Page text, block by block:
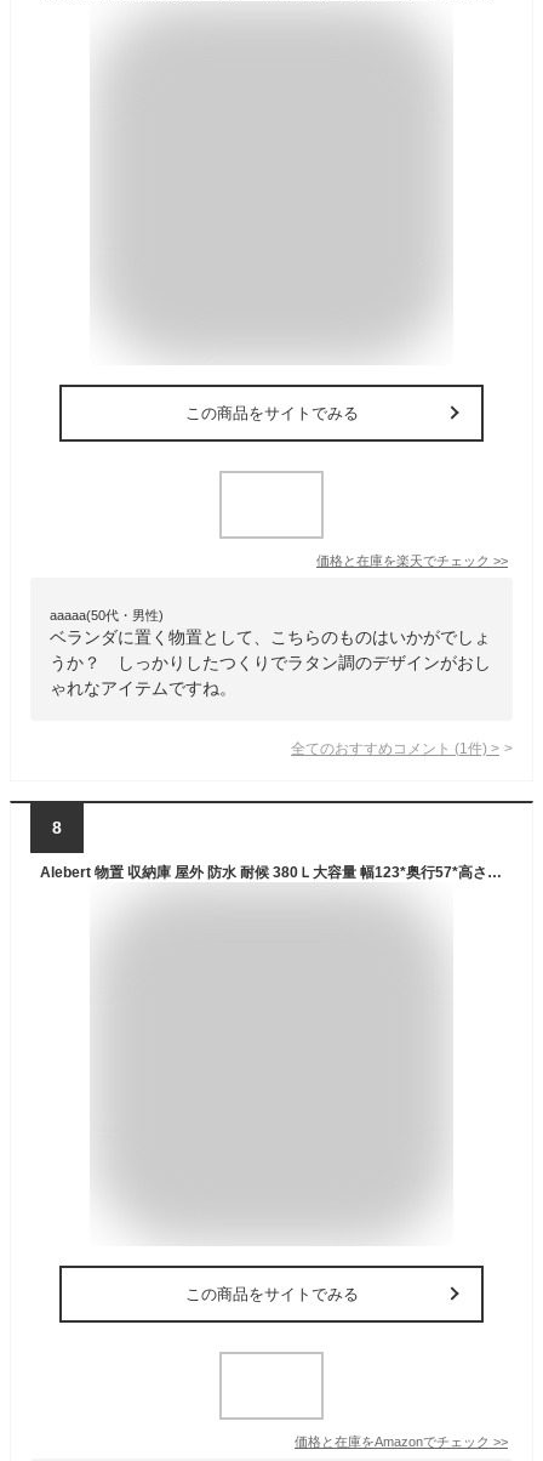
この商品をサイトでみる
価格と在庫を楽天でチェック >>
aaaaa(50代・男性)
ベランダに置く物置として、こちらのものはいかがでしょ
うか？ しっかりしたつくりでラタン調のデザインがおし
ゃれなアイテムですね。
全てのおすすめコメント (1 件) >
8
Alebert 物置 収納庫 屋外 防水 耐候 380Ｌ大容量 幅123*奥行57*高さ62cm ベランダ収納 大型物置 倉庫 ベランダストッカー 屋外収納 ガーデン収納 ベンチ コンテナ ガーデン/庭/ベランダ 収納 大容量 おしゃれ (グレー, 380L)
この商品をサイトでみる
価格と在庫をAmazonでチェック >>